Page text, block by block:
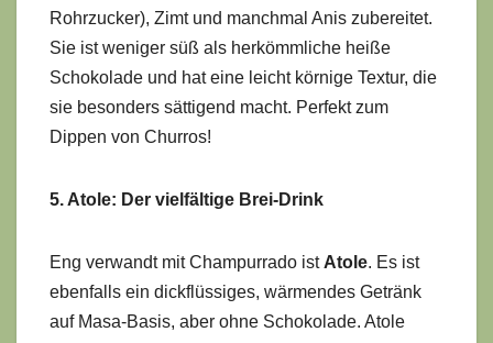
Rohrzucker), Zimt und manchmal Anis zubereitet.
Sie ist weniger süß als herkömmliche heiße
Schokolade und hat eine leicht körnige Textur, die
sie besonders sättigend macht. Perfekt zum
Dippen von Churros!
5. Atole: Der vielfältige Brei-Drink
Eng verwandt mit Champurrado ist Atole. Es ist
ebenfalls ein dickflüssiges, wärmendes Getränk
auf Masa-Basis, aber ohne Schokolade. Atole